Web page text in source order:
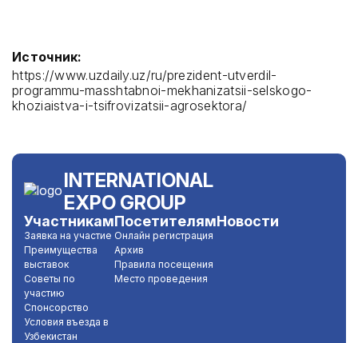
Источник:
https://www.uzdaily.uz/ru/prezident-utverdil-
programmu-masshtabnoi-mekhanizatsii-selskogo-
khoziaistva-i-tsifrovizatsii-agrosektora/
INTERNATIONAL
EXPO GROUP
Участникам
Заявка на участие
Преимущества
выставок
Советы по
участию
Спонсорство
Условия въезда в
Узбекистан
Посетителям
Онлайн регистрация
Архив
Правила посещения
Место проведения
Новости